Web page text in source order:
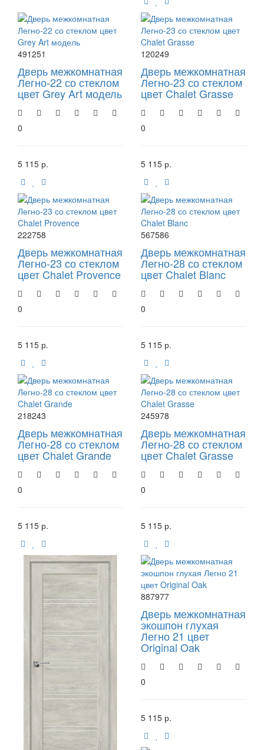
491251
Дверь межкомнатная
Легно-22 со стеклом
цвет Grey Art модель
0
5 115 р.
120249
Дверь межкомнатная
Легно-23 со стеклом
цвет Chalet Grasse
0
5 115 р.
222758
Дверь межкомнатная
Легно-23 со стеклом
цвет Chalet Provence
0
5 115 р.
567586
Дверь межкомнатная
Легно-28 со стеклом
цвет Chalet Blanc
0
5 115 р.
218243
Дверь межкомнатная
Легно-28 со стеклом
цвет Chalet Grande
0
5 115 р.
245978
Дверь межкомнатная
Легно-28 со стеклом
цвет Chalet Grasse
0
5 115 р.
887977
Дверь межкомнатная
экошпон глухая
Легно 21 цвет
Original Oak
0
5 115 р.